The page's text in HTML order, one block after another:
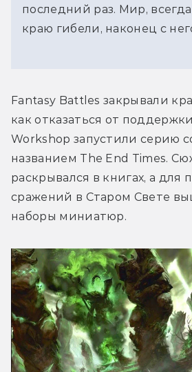
последний раз. Мир,
краю гибели, наконец с
Fantasy Battles закрывали
как отказаться от
Workshop запустили серию
названием The End Times.
раскрывался в книгах, а для
сражений в Старом Свете
наборы миниатюр.